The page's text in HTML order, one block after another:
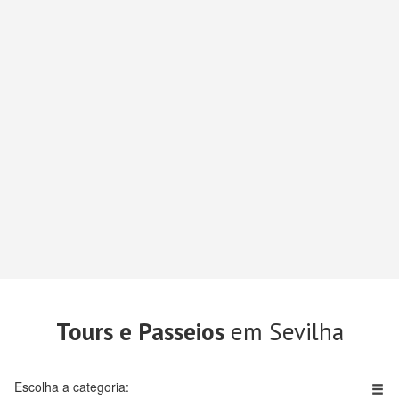
Tours e Passeiosem Sevilha
Escolha a categoria: